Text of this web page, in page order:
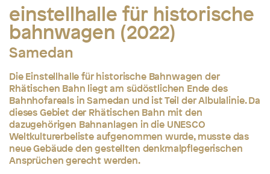
einstellhalle für historische
bahnwagen (2022)
Samedan
Die Einstellhalle für historische Bahnwagen der
Rhätischen Bahn liegt am südöstlichen Ende des
Bahnhofareals in Samedan und ist Teil der Albulalinie. Da
dieses Gebiet der Rhätischen Bahn mit den
dazugehörigen Bahnanlagen in die UNESCO
Weltkulturerbeliste aufgenommen wurde, musste das
neue Gebäude den gestellten denkmalpflegerischen
Ansprüchen gerecht werden.